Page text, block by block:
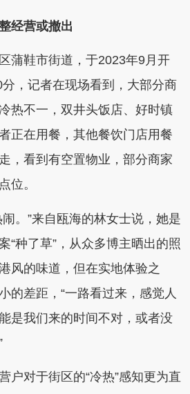
营或撤出
鞋市街道，于2023年9月开
，记者在现场看到，大部分商
热不一，双井头饭店、好时镇
正在用餐，其他餐饮门店用餐
，看到有空置物业，部分商家
位。
”来自瓯海的林女士说，她是
“种了草”，从众多博主晒出的照
风的味道，但在实地体验之
的差距，“一路看过来，感觉人
是我们来的时间不对，或者没
对于街区的“冷热”感知更为直